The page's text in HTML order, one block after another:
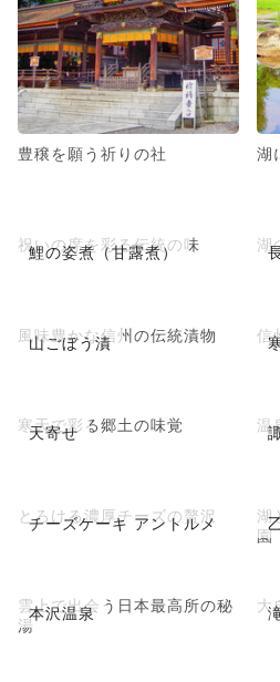
豊穣を願う祈りの社 湖
鯉の姿煮（甘露煮）
祝いの席を彩る伝統の味 湖
山ごぼう漬
風味豊かな信州の伝統漬物 信
天寄せ
寒天で彩る郷土の味覚 温
チーズケーキ アントルメ
とろける濃厚チーズの贅沢
湖
園
本沢温泉
雲上で出会う日本最高所の秘
湯
大